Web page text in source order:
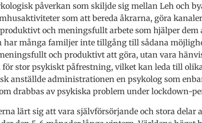
påverkan som skiljde sig mellan Leh och
som att bereda åkrarna, göra
och meningsfullt arbete som hjälper dem
har många familjer inte tillgång till sådana
och produktivt att göra, utan vara
för stor psykiskt påfrestning, vilket kan leda till
anställde administrationen en psykolog som
drabbas av psykiska problem under lockdown-
lärt sig att vara självförsörjande och stora delar